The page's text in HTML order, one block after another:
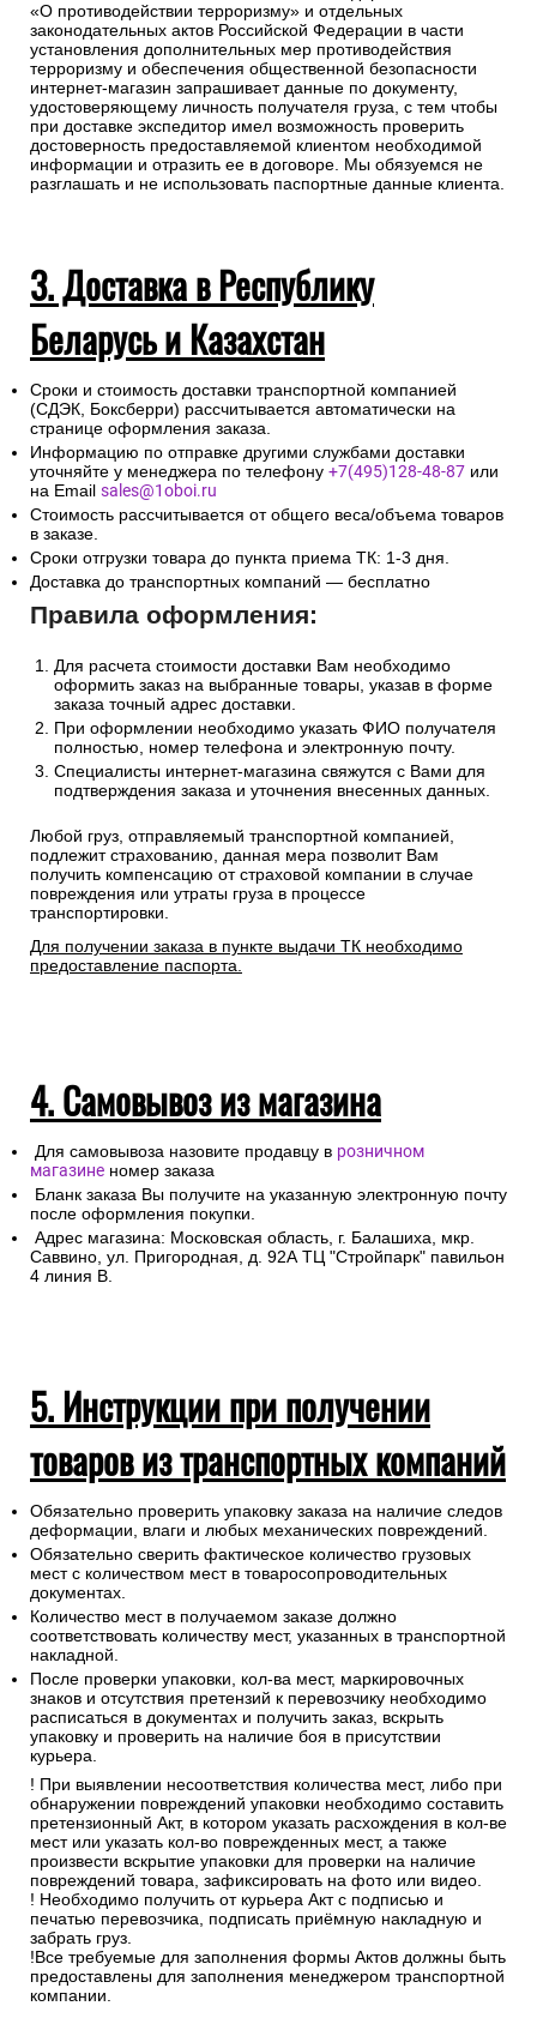
«О противодействии терроризму» и отдельных
законодательных актов Российской Федерации в части
установления дополнительных мер противодействия
терроризму и обеспечения общественной безопасности
интернет-магазин запрашивает данные по документу,
удостоверяющему личность получателя груза, с тем чтобы
при доставке экспедитор имел возможность проверить
достоверность предоставляемой клиентом необходимой
информации и отразить ее в договоре. Мы обязуемся не
разглашать и не использовать паспортные данные клиента.
3. Доставка в Республику
Беларусь и Казахстан
Сроки и стоимость доставки транспортной компанией
(СДЭК, Боксберри) рассчитывается автоматически на
странице оформления заказа.
Информацию по отправке другими службами доставки
уточняйте у менеджера по телефону +7(495)128-48-87 или
на Email sales@1oboi.ru
Стоимость рассчитывается от общего веса/объема товаров
в заказе.
Сроки отгрузки товара до пункта приема ТК: 1-3 дня.
Доставка до транспортных компаний — бесплатно
Правила оформления:
Для расчета стоимости доставки Вам необходимо
оформить заказ на выбранные товары, указав в форме
заказа точный адрес доставки.
При оформлении необходимо указать ФИО получателя
полностью, номер телефона и электронную почту.
Специалисты интернет-магазина свяжутся с Вами для
подтверждения заказа и уточнения внесенных данных.
Любой груз, отправляемый транспортной компанией,
подлежит страхованию, данная мера позволит Вам
получить компенсацию от страховой компании в случае
повреждения или утраты груза в процессе
транспортировки.
Для получении заказа в пункте выдачи ТК необходимо
предоставление паспорта.
4. Самовывоз из магазина
Для самовывоза назовите продавцу в розничном
магазине номер заказа
Бланк заказа Вы получите на указанную электронную почту
после оформления покупки.
Адрес магазина: Московская область, г. Балашиха, мкр.
Саввино, ул. Пригородная, д. 92А ТЦ "Стройпарк" павильон
4 линия В.
5. Инструкции при получении
товаров из транспортных компаний
Обязательно проверить упаковку заказа на наличие следов
деформации, влаги и любых механических повреждений.
Обязательно сверить фактическое количество грузовых
мест с количеством мест в товаросопроводительных
документах.
Количество мест в получаемом заказе должно
соответствовать количеству мест, указанных в транспортной
накладной.
После проверки упаковки, кол-ва мест, маркировочных
знаков и отсутствия претензий к перевозчику необходимо
расписаться в документах и получить заказ, вскрыть
упаковку и проверить на наличие боя в присутствии
курьера.
! При выявлении несоответствия количества мест, либо при
обнаружении повреждений упаковки необходимо составить
претензионный Акт, в котором указать расхождения в кол-ве
мест или указать кол-во поврежденных мест, а также
произвести вскрытие упаковки для проверки на наличие
повреждений товара, зафиксировать на фото или видео.
! Необходимо получить от курьера Акт с подписью и
печатью перевозчика, подписать приёмную накладную и
забрать груз.
!Все требуемые для заполнения формы Актов должны быть
предоставлены для заполнения менеджером транспортной
компании.